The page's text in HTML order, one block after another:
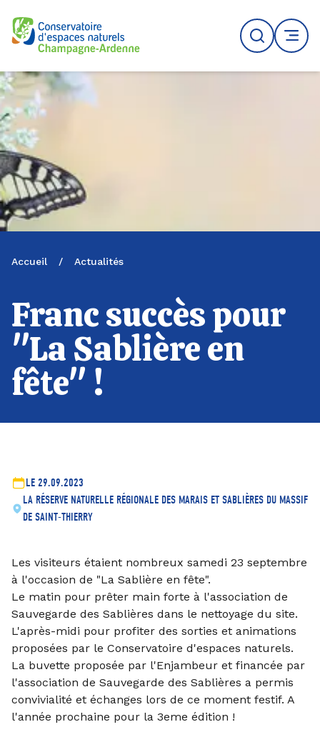
Logo du CENCA
Recherche
MENU
Accueil / Actualités
Franc succès pour
"La Sablière en
fête" !
LE 29.09.2023
LA RÉSERVE NATURELLE RÉGIONALE DES MARAIS ET SABLIÈRES DU MASSIF
DE SAINT-THIERRY
Les visiteurs étaient nombreux samedi 23 septembre
à l'occasion de "La Sablière en fête".
Le matin pour prêter main forte à l'association de
Sauvegarde des Sablières dans le nettoyage du site.
L'après-midi pour profiter des sorties et animations
proposées par le Conservatoire d'espaces naturels.
La buvette proposée par l'Enjambeur et financée par
l'association de Sauvegarde des Sablières a permis
convivialité et échanges lors de ce moment festif. A
l'année prochaine pour la 3eme édition !